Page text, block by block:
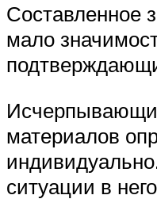
Составленное
мало
материалов
ситуации в